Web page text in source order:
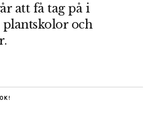
att få tag på i
och